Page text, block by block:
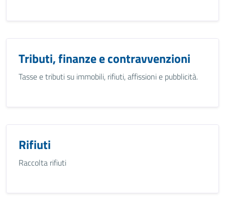
Tributi, finanze e contravvenzioni
Tasse e tributi su immobili, rifiuti, affissioni e pubblicità.
Rifiuti
Raccolta rifiuti